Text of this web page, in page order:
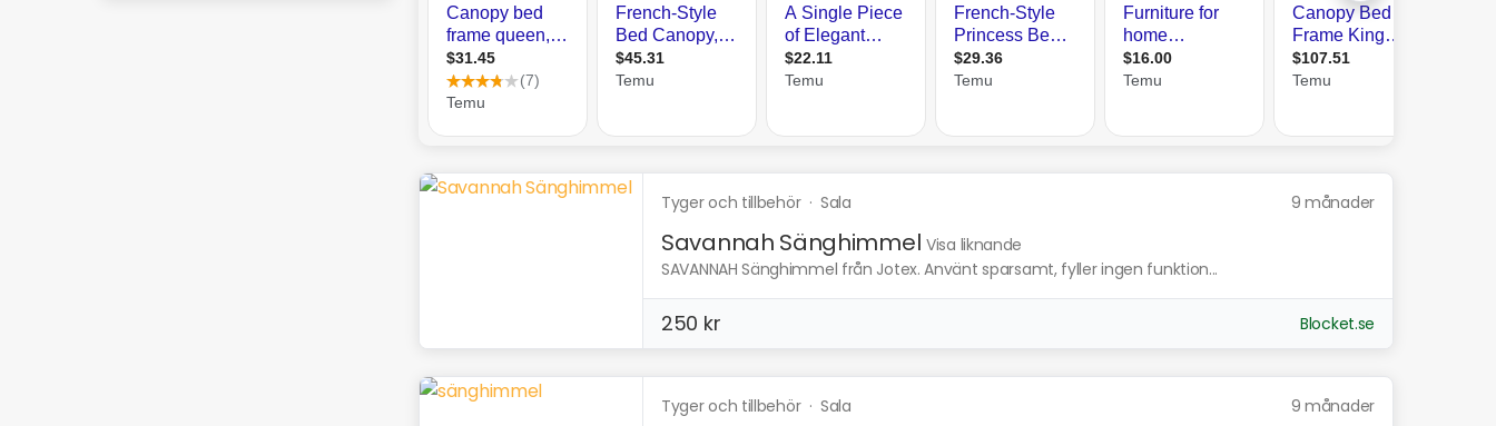
Tyger och tillbehör· Sala 9 månader
Savannah Sänghimmel Visa liknande
SAVANNAH Sänghimmel från Jotex. Använt sparsamt, fyller ingen funktion...
250 kr Blocket.se
Tyger och tillbehör· Sala 9 månader